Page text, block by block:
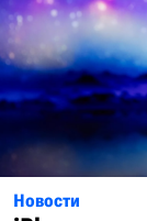
Новости